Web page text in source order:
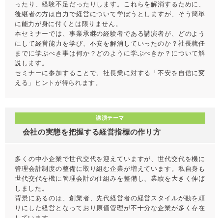
ったり、経験不足だったりします。これらを解消するために、
後継者の方は自力で経営について学ぼうとしますが、そう簡単
に能力が身に付くとは限りません。
本セミナーでは、事業承継の経験者である講演者が、どのよう
にして経営能力を学び、不安を解消していったのか？社長就任
までに学ぶべき事は何か？どのように学ぶべきか？について解
説します。
セミナーに参加することで、社長業に対する「不安を自信に変
える」ヒントが得られます。
講演テーマ
会社の実態を把握する経営指標の作り方
多くの中小企業で世代交代を迎えていますが、世代交代を機に
管理会計制度の整備に取り組む企業が増えています。私自身も
世代交代を機に管理会計の仕組みを整備し、業績を大きく伸ば
しました。
背景にあるのは、創業者、先代経営者の経営スタイルが勘を頼
りにした経営となっており原価管理が不十分な企業が多く存在